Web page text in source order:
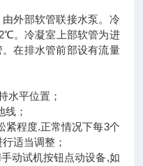
外部软管联接水泵。冷
。冷凝室上部软管为进
在排水管前部设有流量
水平位置；
；
紧程度.正常情况下每3个
适当调整；
动试机按钮点动设备,如